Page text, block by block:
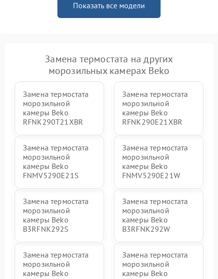
Показать все модели
Замена термостата на других
морозильных камерах Beko
Замена термостата
морозильной
камеры Beko
RFNK290T21XBR
Замена термостата
морозильной
камеры Beko
RFNK290E21XBR
Замена термостата
морозильной
камеры Beko
FNMV5290E21S
Замена термостата
морозильной
камеры Beko
FNMV5290E21W
Замена термостата
морозильной
камеры Beko
B3RFNK292S
Замена термостата
морозильной
камеры Beko
B3RFNK292W
Замена термостата
морозильной
камеры Beko
Замена термостата
морозильной
камеры Beko